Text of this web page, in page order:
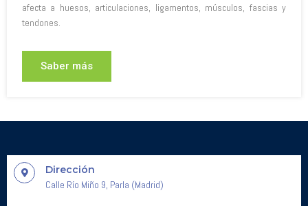
afecta a huesos, articulaciones, ligamentos, músculos, fascias y
tendones.
Saber más
Dirección
Calle Río Miño 9, Parla (Madrid)